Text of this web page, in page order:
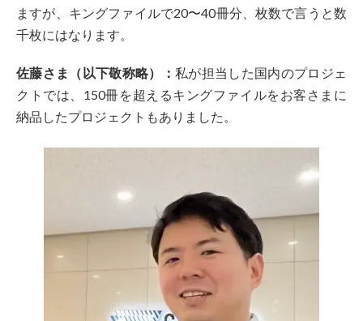
ますが、キングファイルで20〜40冊分、枚数で言うと数
千枚にはなります。
佐藤さま（以下敬称略）： 私が担当した国内のプロジェ
クトでは、150冊を超えるキングファイルをお客さまに
納品したプロジェクトもありました。